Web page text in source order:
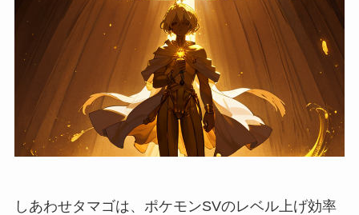
しあわせタマゴは、ポケモンSVのレベル上げ効率